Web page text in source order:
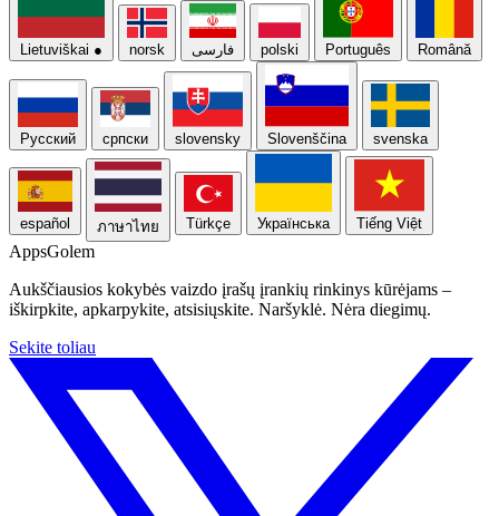
Lietuviškai ● norsk فارسی polski Português Română
Русский српски slovensky Slovenščina svenska
español ภาษาไทย Türkçe Українська Tiếng Việt
AppsGolem
Aukščiausios kokybės vaizdo įrašų įrankių rinkinys kūrėjams –
iškirpkite, apkarpykite, atsisiųskite. Naršyklė. Nėra diegimų.
Sekite toliau